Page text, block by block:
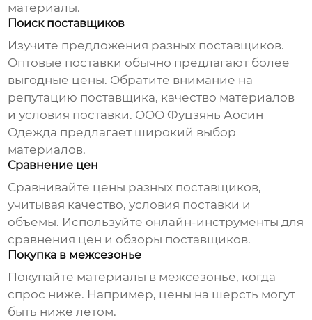
материалы.
Поиск поставщиков
Изучите предложения разных поставщиков.
Оптовые поставки обычно предлагают более
выгодные цены. Обратите внимание на
репутацию поставщика, качество материалов
и условия поставки. ООО Фуцзянь Аосин
Одежда предлагает широкий выбор
материалов.
Сравнение цен
Сравнивайте цены разных поставщиков,
учитывая качество, условия поставки и
объемы. Используйте онлайн-инструменты для
сравнения цен и обзоры поставщиков.
Покупка в межсезонье
Покупайте материалы в межсезонье, когда
спрос ниже. Например, цены на шерсть могут
быть ниже летом.